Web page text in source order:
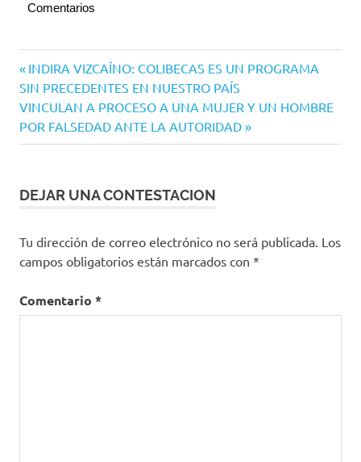
Comentarios
Navegación
de
entradas
Entrada
anterior:
INDIRA VIZCAÍNO: COLIBECAS ES UN PROGRAMA
SIN PRECEDENTES EN NUESTRO PAÍS
Siguiente
entrada:
VINCULAN A PROCESO A UNA MUJER Y UN HOMBRE
POR FALSEDAD ANTE LA AUTORIDAD
DEJAR UNA CONTESTACION
Tu dirección de correo electrónico no será publicada. Los
campos obligatorios están marcados con *
Comentario *